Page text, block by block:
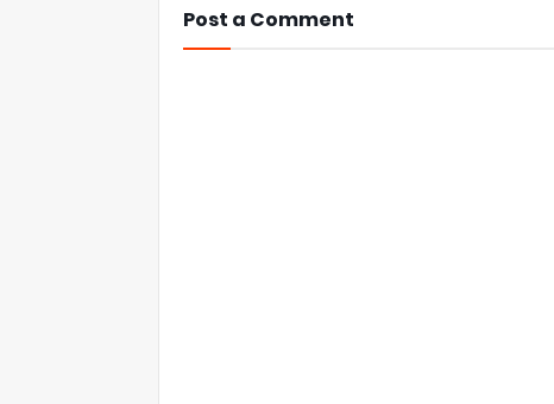
Post a Comment